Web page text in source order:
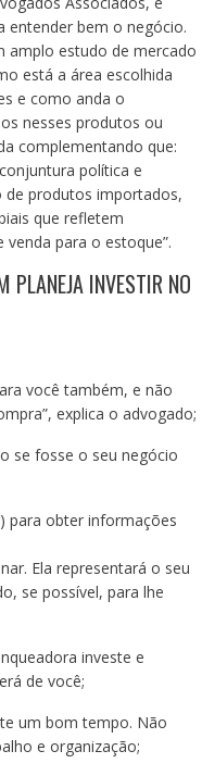
entender bem o negócio.
amplo estudo de mercado
está a área escolhida
e como anda o
nesses produtos ou
complementando que:
política e
produtos importados,
que refletem
para o estoque”.
PLANEJA INVESTIR NO
você também, e não
explica o advogado;
se fosse o seu negócio
para obter informações
Ela representará o seu
se possível, para lhe
investe e
de você;
um bom tempo. Não
e organização;